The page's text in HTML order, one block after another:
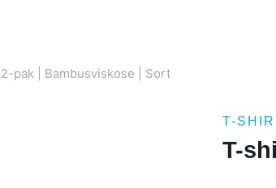
pak | Bambusviskose | Sort
T-
T-